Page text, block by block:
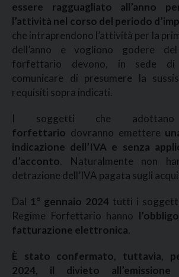
essere ragguagliato all’anno
l’attività nel corso del periodo
che intraprendono l’attività per la
dell’anno e vogliono godere
forfettario devono, in sede
comunicare di presumere la
requisiti sopra indicati.
I soggetti che
forfettario dovranno emettere
indicazione dell’IVA e senza
d’acconto. Naturalmente non
detrazione dell’IVA pagata sugli
Dal 1° gennaio 2024 tutti i
Regime Forfettario hanno
fatturazione elettronica.
È stato confermato, tuttavia,
2024, il divieto